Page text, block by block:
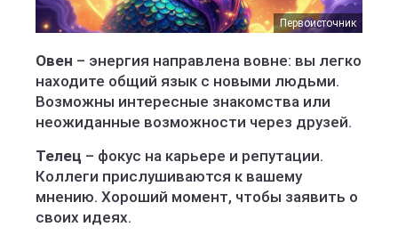
Первоисточник
Овен – энергия направлена вовне: вы легко
находите общий язык с новыми людьми.
Возможны интересные знакомства или
неожиданные возможности через друзей.
Телец – фокус на карьере и репутации.
Коллеги прислушиваются к вашему
мнению. Хороший момент, чтобы заявить о
своих идеях.